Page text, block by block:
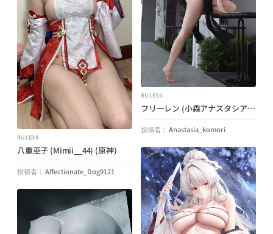
RULE34
八重巫子 (Mimii__44) (原神)
投稿者： Affectionate_Dog9121
RULE34
フリーレン (小森アナスタシア) (葬送のフリーレン)
投稿者： Anastasia_komori